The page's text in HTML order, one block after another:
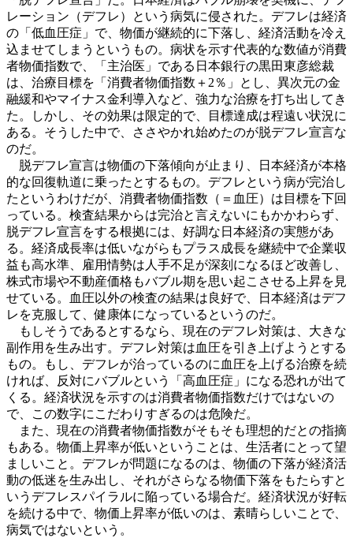
レーション（デフレ）という病気に侵された。デフレは経済
の「低血圧症」で、物価が継続的に下落し、経済活動を冷え
込ませてしまうというもの。病状を示す代表的な数値が消費
者物価指数で、「主治医」である日本銀行の黒田東彦総裁
は、治療目標を「消費者物価指数＋2％」とし、異次元の金
融緩和やマイナス金利導入など、強力な治療を打ち出してき
た。しかし、その効果は限定的で、目標達成は程遠い状況に
ある。そうした中で、ささやかれ始めたのが脱デフレ宣言な
のだ。
脱デフレ宣言は物価の下落傾向が止まり、日本経済が本格
的な回復軌道に乗ったとするもの。デフレという病が完治し
たというわけだが、消費者物価指数（＝血圧）は目標を下回
っている。検査結果からは完治と言えないにもかかわらず、
脱デフレ宣言をする根拠には、好調な日本経済の実態があ
る。経済成長率は低いながらもプラス成長を継続中で企業収
益も高水準、雇用情勢は人手不足が深刻になるほど改善し、
株式市場や不動産価格もバブル期を思い起こさせる上昇を見
せている。血圧以外の検査の結果は良好で、日本経済はデフ
レを克服して、健康体になっているというのだ。
もしそうであるとするなら、現在のデフレ対策は、大きな
副作用を生み出す。デフレ対策は血圧を引き上げようとする
もの。もし、デフレが治っているのに血圧を上げる治療を続
ければ、反対にバブルという「高血圧症」になる恐れが出て
くる。経済状況を示すのは消費者物価指数だけではないの
で、この数字にこだわりすぎるのは危険だ。
また、現在の消費者物価指数がそもそも理想的だとの指摘
もある。物価上昇率が低いということは、生活者にとって望
ましいこと。デフレが問題になるのは、物価の下落が経済活
動の低迷を生み出し、それがさらなる物価下落をもたらすと
いうデフレスパイラルに陥っている場合だ。経済状況が好転
を続ける中で、物価上昇率が低いのは、素晴らしいことで、
病気ではないという。